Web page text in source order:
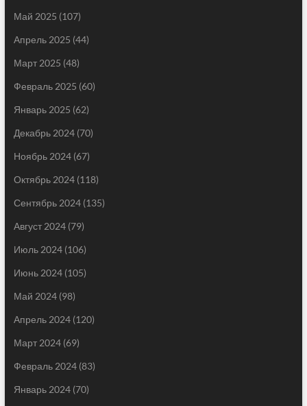
Май 2025 (107)
Апрель 2025 (44)
Март 2025 (48)
Февраль 2025 (60)
Январь 2025 (62)
Декабрь 2024(70)
Ноябрь 2024(67)
Октябрь 2024(118)
Сентябрь 2024(135)
Август 2024(79)
Июль 2024(106)
Июнь 2024(105)
Май 2024(98)
Апрель 2024(120)
Март 2024(69)
Февраль 2024(83)
Январь 2024(70)